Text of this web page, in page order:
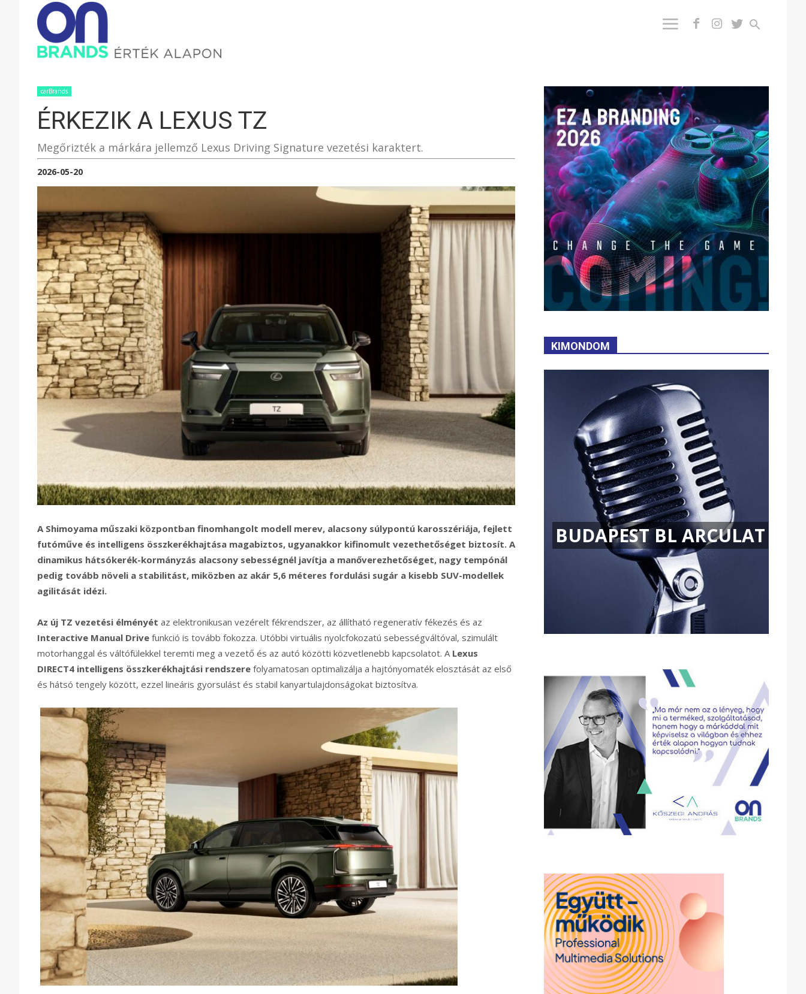
ÉRTÉK
carBrands
ÉRKEZIK A LEXUS TZ
Megőrizték a márkára jellemző Lexus Driving Signature vezetési karaktert.
2026-05-20
A Shimoyama műszaki központban finomhangolt modell merev, alacsony súlypontú karosszériája, fejlett
futóműve és intelligens összkerékhajtása magabiztos, ugyanakkor kifinomult vezethetőséget biztosít. A
dinamikus hátsókerék-kormányzás alacsony sebességnél javítja a manőverezhetőséget, nagy tempónál
pedig tovább növeli a stabilitást, miközben az akár 5,6 méteres fordulási sugár a kisebb SUV-modellek
agilitását idézi.
Az új TZ vezetési élményét az elektronikusan vezérelt fékrendszer, az állítható regeneratív fékezés és az
Interactive Manual Drive funkció is tovább fokozza. Utóbbi virtuális nyolcfokozatú sebességváltóval, szimulált
motorhanggal és váltófülekkel teremti meg a vezető és az autó közötti közvetlenebb kapcsolatot. A Lexus
DIRECT4 intelligens összkerékhajtási rendszere folyamatosan optimalizálja a hajtónyomaték elosztását az első
és hátsó tengely között, ezzel lineáris gyorsulást és stabil kanyartulajdonságokat biztosítva.
KIMONDOM
BUDAPEST BL ARCULAT